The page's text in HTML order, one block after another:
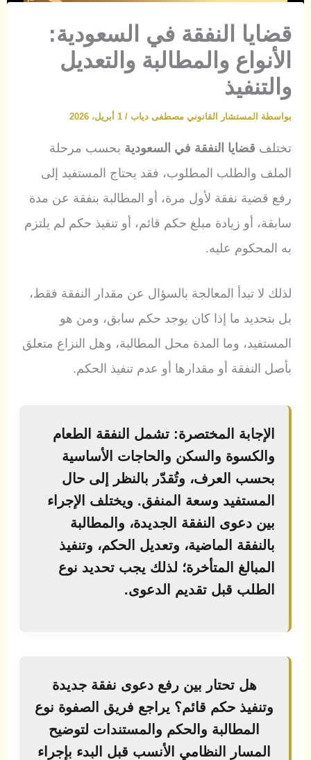
قضايا النفقة في السعودية:
الأنواع والمطالبة والتعديل
والتنفيذ
بواسطة المستشار القانوني مصطفى دياب / 1 أبريل، 2026
تختلف قضايا النفقة في السعودية بحسب مرحلة
الملف والطلب المطلوب، فقد يحتاج المستفيد إلى
رفع قضية نفقة لأول مرة، أو المطالبة بنفقة عن مدة
سابقة، أو زيادة مبلغ حكم قائم، أو تنفيذ حكم لم يلتزم
به المحكوم عليه.
لذلك لا تبدأ المعالجة بالسؤال عن مقدار النفقة فقط،
بل بتحديد ما إذا كان يوجد حكم سابق، ومن هو
المستفيد، وما المدة محل المطالبة، وهل النزاع متعلق
بأصل النفقة أو مقدارها أو عدم تنفيذ الحكم.
الإجابة المختصرة: تشمل النفقة الطعام
والكسوة والسكن والحاجات الأساسية
بحسب العرف، وتُقدّر بالنظر إلى حال
المستفيد وسعة المنفق. ويختلف الإجراء
بين دعوى النفقة الجديدة، والمطالبة
بالنفقة الماضية، وتعديل الحكم، وتنفيذ
المبالغ المتأخرة؛ لذلك يجب تحديد نوع
الطلب قبل تقديم الدعوى.
هل تحتار بين رفع دعوى نفقة جديدة
وتنفيذ حكم قائم؟ يراجع فريق الصفوة نوع
المطالبة والحكم والمستندات لتوضيح
المسار النظامي الأنسب قبل البدء بإجراء